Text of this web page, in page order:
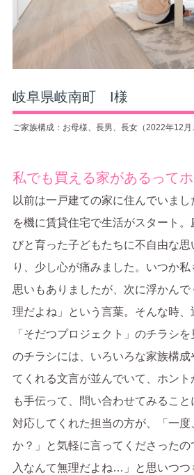
岐阜県岐南町 I様
ご家族構成：お母様、長男、長女（2022年12月
私でも買える家があるってホ
以前は一戸建ての家に住んでいま
を機に賃貸住宅で生活がスタート
びと育った子どもたちに不自由な
り、少し心が痛みました。いつか私
思いもありましたが、次に浮かん
理だよね」という言葉。そんな時
「そだつプロジェクト」のチラシ
のチラシには、いろいろな家族構成
てくれる文言が並んでいて、ホン
も手伝って、問い合わせてみるこ
対応してくれた担当の方が、「一度
か？」と気軽に言ってくださった
入なんて無理だよね…」と思いつつ